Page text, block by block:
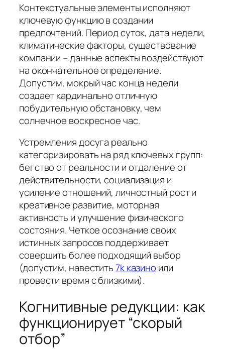
Контекстуальные элементы исполняют
ключевую функцию в создании
предпочтений. Период суток, дата недели,
климатические факторы, существование
компании – данные аспекты воздействуют
на окончательное определение.
Допустим, мокрый час конца недели
создает кардинально отличную
побудительную обстановку, чем
солнечное воскресное час.
Устремления досуга реально
категоризировать на ряд ключевых групп:
бегство от реальности и отдаление от
действительности, социализация и
усиление отношений, личностный рост и
креативное развитие, моторная
активность и улучшение физического
состояния. Четкое осознание своих
истинных запросов поддерживает
совершить более подходящий выбор
(допустим, навестить7k казино или
провести время с близкими).
Когнитивные редукции: как
функционирует “скорый
отбор”